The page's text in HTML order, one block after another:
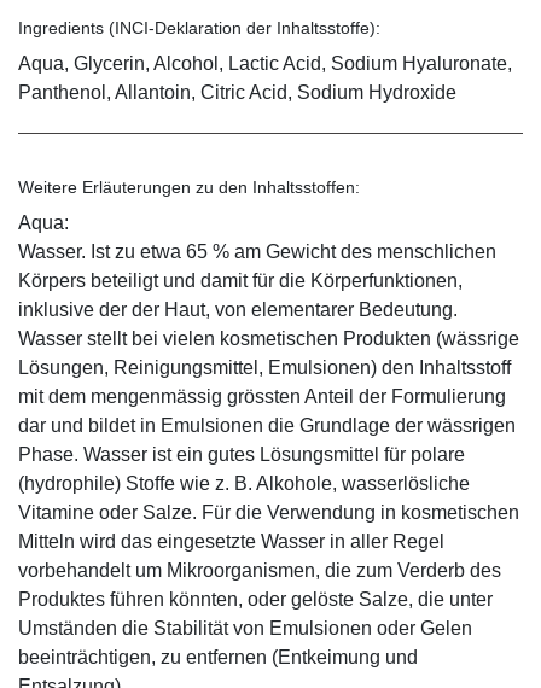
Ingredients (INCI-Deklaration der Inhaltsstoffe):
Aqua, Glycerin, Alcohol, Lactic Acid, Sodium Hyaluronate,
Panthenol, Allantoin, Citric Acid, Sodium Hydroxide
Weitere Erläuterungen zu den Inhaltsstoffen:
Aqua:
Wasser. Ist zu etwa 65 % am Gewicht des menschlichen
Körpers beteiligt und damit für die Körperfunktionen,
inklusive der der Haut, von elementarer Bedeutung.
Wasser stellt bei vielen kosmetischen Produkten (wässrige
Lösungen, Reinigungsmittel, Emulsionen) den Inhaltsstoff
mit dem mengenmässig grössten Anteil der Formulierung
dar und bildet in Emulsionen die Grundlage der wässrigen
Phase. Wasser ist ein gutes Lösungsmittel für polare
(hydrophile) Stoffe wie z. B. Alkohole, wasserlösliche
Vitamine oder Salze. Für die Verwendung in kosmetischen
Mitteln wird das eingesetzte Wasser in aller Regel
vorbehandelt um Mikroorganismen, die zum Verderb des
Produktes führen könnten, oder gelöste Salze, die unter
Umständen die Stabilität von Emulsionen oder Gelen
beeinträchtigen, zu entfernen (Entkeimung und